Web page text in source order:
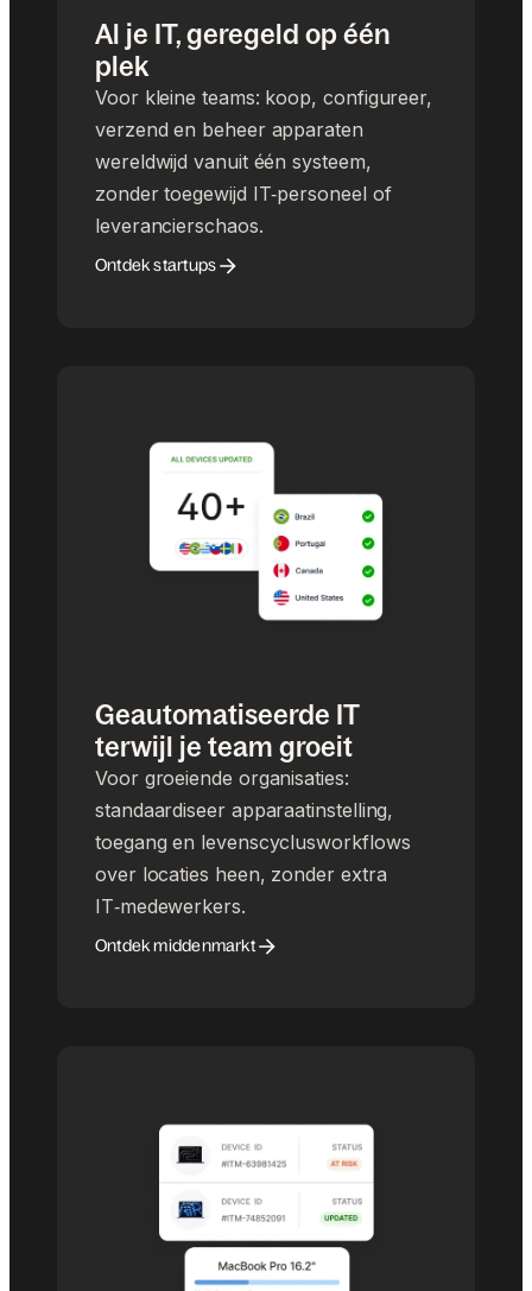
Al je IT, geregeld op één
plek
Voor kleine teams: koop, configureer,
verzend en beheer apparaten
wereldwijd vanuit één systeem,
zonder toegewijd IT‑personeel of
leverancierschaos.
Ontdek startups
Geautomatiseerde IT
terwijl je team groeit
Voor groeiende organisaties:
standaardiseer apparaatinstelling,
toegang en levenscyclusworkflows
over locaties heen, zonder extra
IT‑medewerkers.
Ontdek middenmarkt